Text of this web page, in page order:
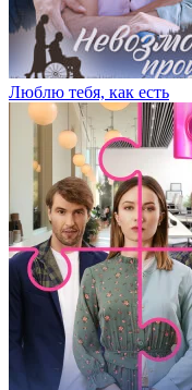
Люблю тебя, как есть